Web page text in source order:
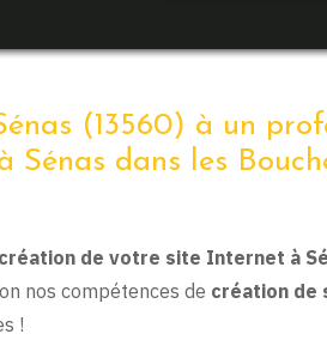
(13560) à un
Sénas dans les
création de votre site Internet à
nos compétences de création de
!